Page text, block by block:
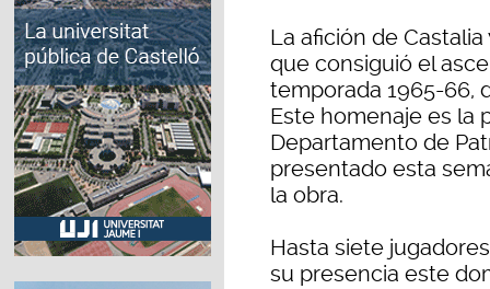
La afición de
que consiguió el
temporada 1965-66,
Este homenaje es la
Departamento de
presentado esta
la obra.
Hasta siete
su presencia este